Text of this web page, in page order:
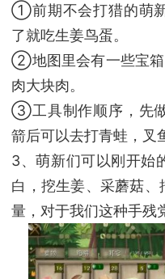
①前期不会打猎的萌
了就吃生姜鸟蛋。
②地图里会有一些宝箱
肉大块肉。
③工具制作顺序，先
箭后可以去打青蛙，叉
3、萌新们可以刚开始
白，挖生姜、采蘑菇
量，对于我们这种手残